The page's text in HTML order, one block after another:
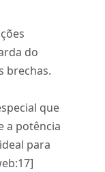
do
brechas.
que
a potência
para